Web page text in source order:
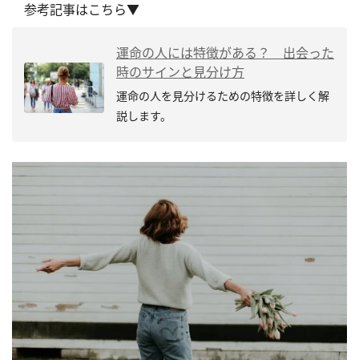
参考記事はこちら▼
運命の人には特徴がある？ 出会った
時のサインと見分け方
運命の人を見分けるための特徴を詳しく解
説します。